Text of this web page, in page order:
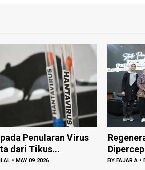
Virus
Regenerasi Petani
Dipercepat,
DEC 22 2025